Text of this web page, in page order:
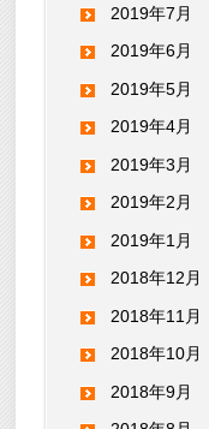
2019年7月
2019年6月
2019年5月
2019年4月
2019年3月
2019年2月
2019年1月
2018年12月
2018年11月
2018年10月
2018年9月